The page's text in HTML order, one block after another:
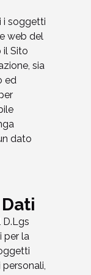
i soggetti
web del
il Sito
sia
ed
dato
D.Lgs
per la